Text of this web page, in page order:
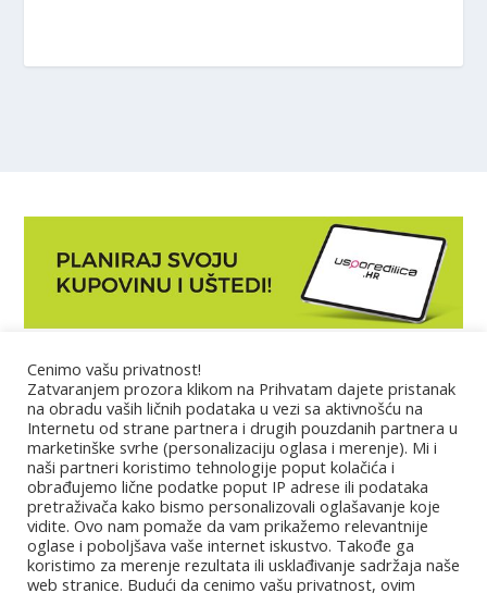
Marketing
Impressum
Uslovi korišćenja
Kontakt
Cenimo vašu privatnost!
Zatvaranjem prozora klikom na Prihvatam dajete pristanak
na obradu vaših ličnih podataka u vezi sa aktivnošću na
Internetu od strane partnera i drugih pouzdanih partnera u
marketinške svrhe (personalizaciju oglasa i merenje). Mi i
naši partneri koristimo tehnologije poput kolačića i
obrađujemo lične podatke poput IP adrese ili podataka
pretraživača kako bismo personalizovali oglašavanje koje
vidite. Ovo nam pomaže da vam prikažemo relevantnije
oglase i poboljšava vaše internet iskustvo. Takođe ga
koristimo za merenje rezultata ili usklađivanje sadržaja naše
web stranice. Budući da cenimo vašu privatnost, ovim